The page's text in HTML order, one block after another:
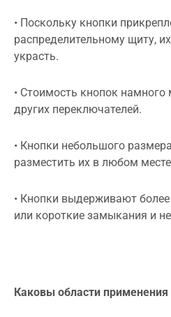
• Поскольку кнопки
распределительному щиту,
украсть.
• Стоимость кнопок
других переключателей.
• Кнопки небольшого
разместить их в любом
• Кнопки выдерживают
или короткие замыкания и
Каковы области применения